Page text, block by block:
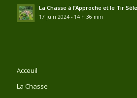
La Chasse à l’Approche et le Tir
17 juin 2024 - 14 h 36 min
Acceuil
La Chasse